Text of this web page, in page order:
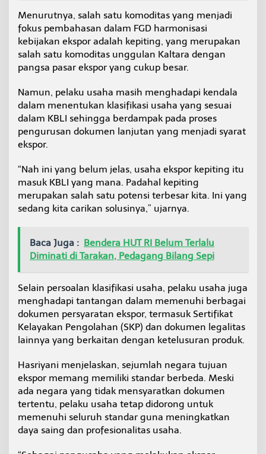
a
t
a
Menurutnya, salah satu komoditas yang menjadi
fokus pembahasan dalam FGD harmonisasi
kebijakan ekspor adalah kepiting, yang merupakan
salah satu komoditas unggulan Kaltara dengan
pangsa pasar ekspor yang cukup besar.
Namun, pelaku usaha masih menghadapi kendala
dalam menentukan klasifikasi usaha yang sesuai
dalam KBLI sehingga berdampak pada proses
pengurusan dokumen lanjutan yang menjadi syarat
ekspor.
“Nah ini yang belum jelas, usaha ekspor kepiting itu
masuk KBLI yang mana. Padahal kepiting
merupakan salah satu potensi terbesar kita. Ini yang
sedang kita carikan solusinya,” ujarnya.
Baca Juga : Bendera HUT RI Belum Terlalu
Diminati di Tarakan, Pedagang Bilang Sepi
Selain persoalan klasifikasi usaha, pelaku usaha juga
menghadapi tantangan dalam memenuhi berbagai
dokumen persyaratan ekspor, termasuk Sertifikat
Kelayakan Pengolahan (SKP) dan dokumen legalitas
lainnya yang berkaitan dengan ketelusuran produk.
Hasriyani menjelaskan, sejumlah negara tujuan
ekspor memang memiliki standar berbeda. Meski
ada negara yang tidak mensyaratkan dokumen
tertentu, pelaku usaha tetap didorong untuk
memenuhi seluruh standar guna meningkatkan
daya saing dan profesionalitas usaha.